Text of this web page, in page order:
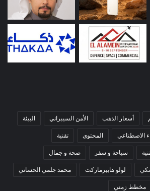
أسعار الذهب الأمن السيبراني البيئة
الاصطناعي المحتوى تقنية
سياحة و سفر صحة و جمال
لولو هايبرماركت محمد جلمي الحساني
مخطط زمني